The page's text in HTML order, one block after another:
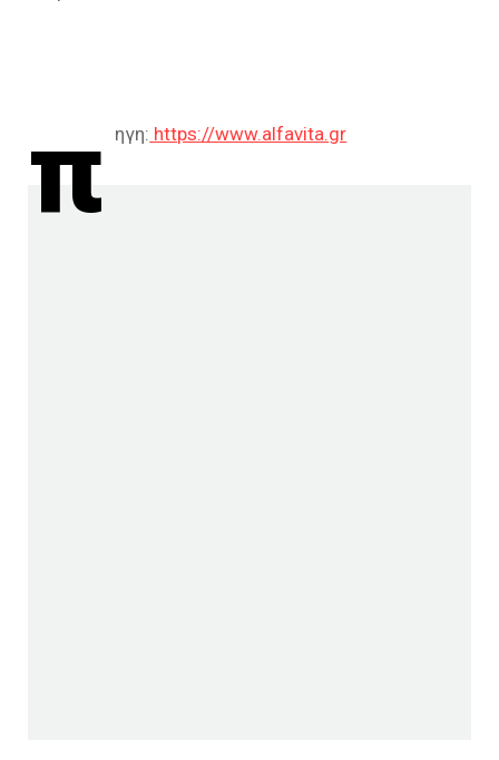
π ηγη: https://www.alfavita.gr